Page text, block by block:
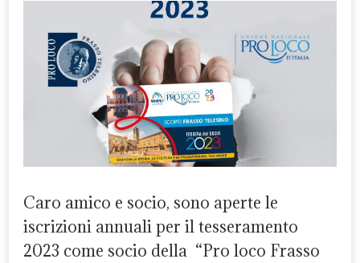
Caro amico e socio, sono aperte le
iscrizioni annuali per il tesseramento
2023 come socio della “Pro loco Frasso